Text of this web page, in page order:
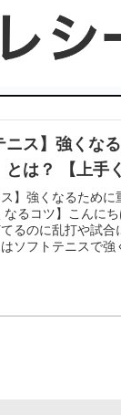
ニス】強くな
とは？ 【上手
ス】強くなるため
なるコツ】こんに
てるのに乱打や試
ソフトテニスで